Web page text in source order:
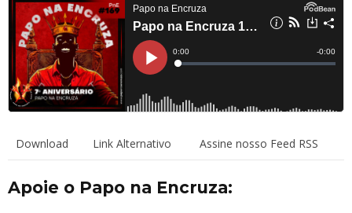
Download Link Alternativo Assine nosso Feed RSS
Apoie o Papo na Encruza: